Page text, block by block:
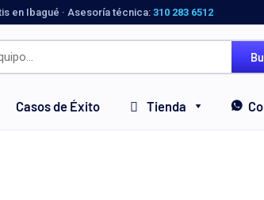
en Ibagué · Asesoría técnica: 310 283 6512
Casos de Éxito Tienda